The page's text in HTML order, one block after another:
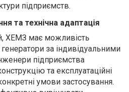
підприємств.
та технічна адаптація
ХЕМЗ має можливість
за індивідуальними
підприємства
та експлуатаційні
умови застосування.